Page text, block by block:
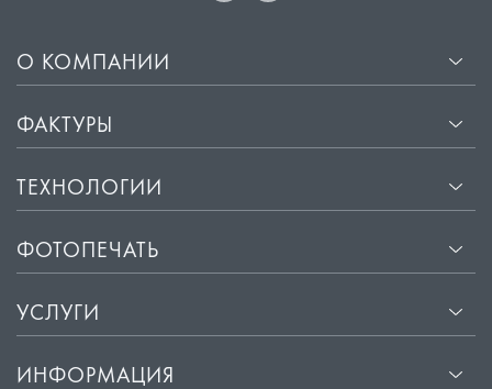
О КОМПАНИИ
ФАКТУРЫ
ТЕХНОЛОГИИ
ФОТОПЕЧАТЬ
УСЛУГИ
ИНФОРМАЦИЯ